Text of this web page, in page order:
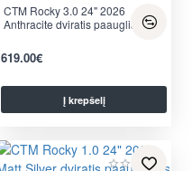
CTM Rocky 3.0 24" 2026
Anthracite dviratis paaugliams
619.00€
Į krepšelį